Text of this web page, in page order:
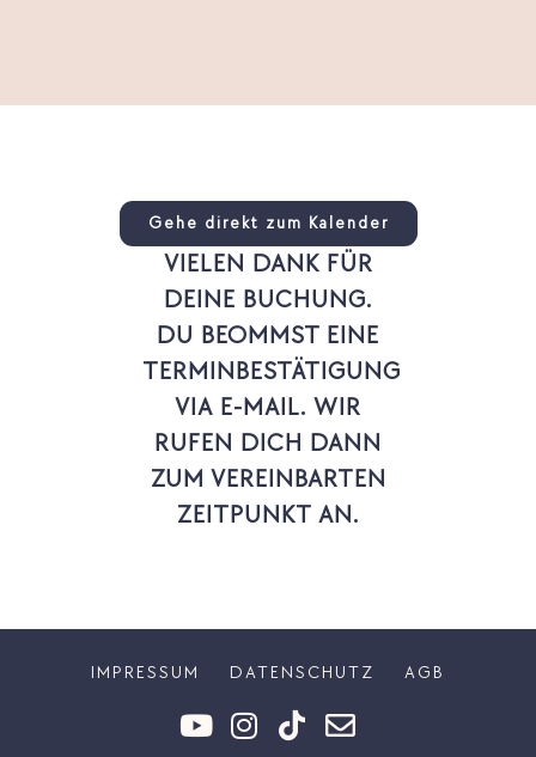
Gehe direkt zum Kalender
VIELEN DANK FÜR
DEINE BUCHUNG.
DU BEOMMST EINE
TERMINBESTÄTIGUNG
VIA E-MAIL. WIR
RUFEN DICH DANN
ZUM VEREINBARTEN
ZEITPUNKT AN.
IMPRESSUM DATENSCHUTZ AGB